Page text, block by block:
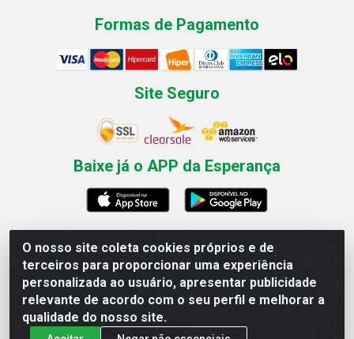
O nosso site coleta cookies próprios e de
terceiros para proporcionar uma experiência
personalizada ao usuário, apresentar publicidade
relevante de acordo com o seu perfil e melhorar a
qualidade do nosso site.
Formas de Pagamento
Site Seguro
Baixe já o APP da Esperança
Esperança Nordeste - Rua Professor Caldas Filho, 291 -
Estância - Recife / PE CEP: 50771-335 - CNPJ
03.666.136/0001-23